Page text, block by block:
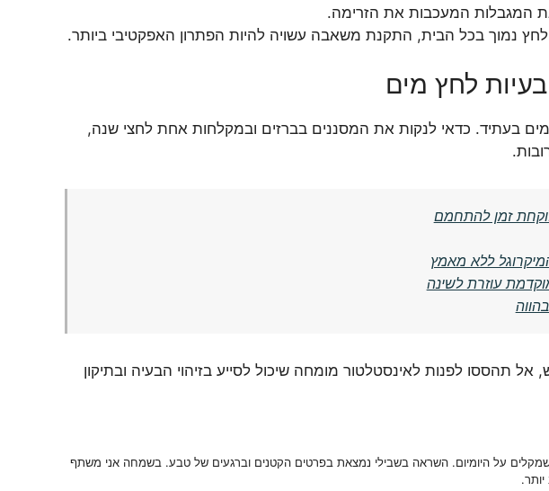
המגבלות המעכבות את הזרימה.
נמוך בכל הבית, התקנת משאבה עשויה להיות הפתרון האפקטיבי ביותר.
לחץ מים
מים בעתיד. כדאי לנקות את המסננים בברזים ובמקלחות אחת לחצי שנה,
זמן להתחמם
ללא מאמץ
עוזרת לשינה
תהססו לפנות לאינסטלטור מומחה שיכול לסייע בזיהוי הבעיה ובתיקון
שמקלים על היומיום. השראה בשבילי נמצאת בפרטים הקטנים וברגעים של טבע. בשמחה אני משתף